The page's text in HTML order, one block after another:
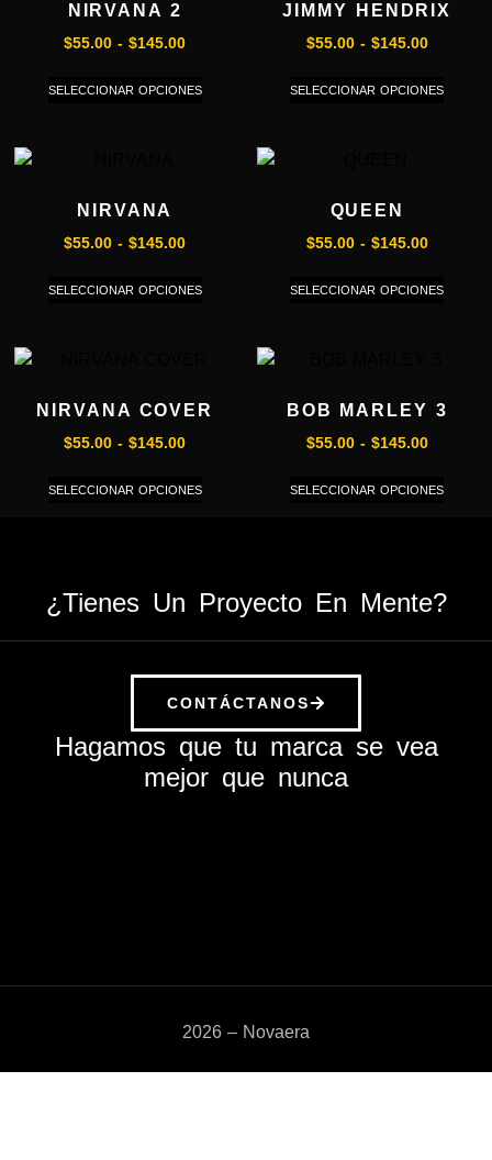
NIRVANA 2
$55.00 - $145.00
SELECCIONAR OPCIONES
JIMMY HENDRIX
$55.00 - $145.00
SELECCIONAR OPCIONES
NIRVANA
$55.00 - $145.00
SELECCIONAR OPCIONES
QUEEN
$55.00 - $145.00
SELECCIONAR OPCIONES
NIRVANA COVER
$55.00 - $145.00
SELECCIONAR OPCIONES
BOB MARLEY 3
$55.00 - $145.00
SELECCIONAR OPCIONES
¿Tienes Un Proyecto En Mente?
CONTÁCTANOS
Hagamos que tu marca se vea
mejor que nunca
2026 – Novaera